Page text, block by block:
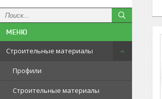
Строительные материалы
Профили
Строительные материалы